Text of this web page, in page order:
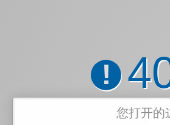
!
您打开的